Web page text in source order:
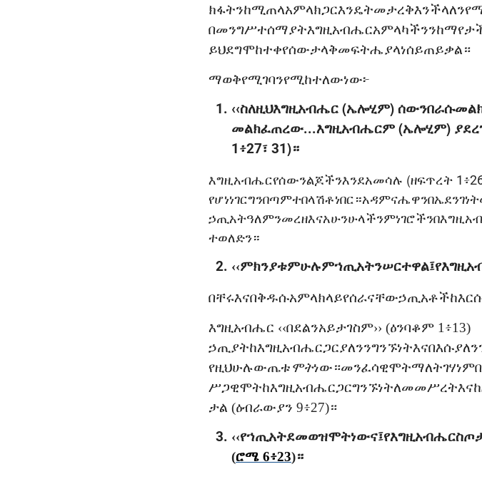
ክፋትንከሚጠላአምላክጋርእንዴትመታረቅእንችላለን
በመንግሥተሰማያትእግዚአብሔርአምላካችንን
ይህደግሞከተቀየሰውታላቅመፍትሔያላነሰይጠይቃል።
ማወቅየሚገባንየሚከተለውነው፦
‹‹ስለዚህእግዚአብሔር (ኤሎሂም)
መልክፈጠረው...እግዚአብሔርም (ኤሎሂም)
1፥27፣ 31)።
እግዚአብሔርየሰውንልጆችንእንደአመሳሉ (ዘፍጥረት
ተወለድን።
‹‹ምክንያቱምሁሉምኀጢአትንሠርተዋል፤
በቸሩእናበቅዱሱአምላክላይየሰራናቸውኃጢአቶች
እግዚአብሔር ‹‹በደልንአይታገስም›› (ዕንባቆም 1፥13)
ኃጢያትከእግዚአብሔርጋርያለንንግንኙነትእናበእሱ
የዚህሁሉውጤቱሞትነው።መንፈሳዊሞትማለትገሃነም
ሥጋዊሞትከእግዚአብሔርጋርግንኙነትለመመሥረትእና
ታል (ዕብራውያን 9፥27)።
‹‹የኀጢአትደመወዝሞትነውና፤የእግዚአብሔር
(ሮሜ 6፥23)።